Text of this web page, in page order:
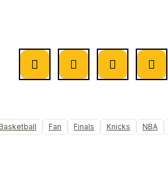
Fan Finals Knicks NBA